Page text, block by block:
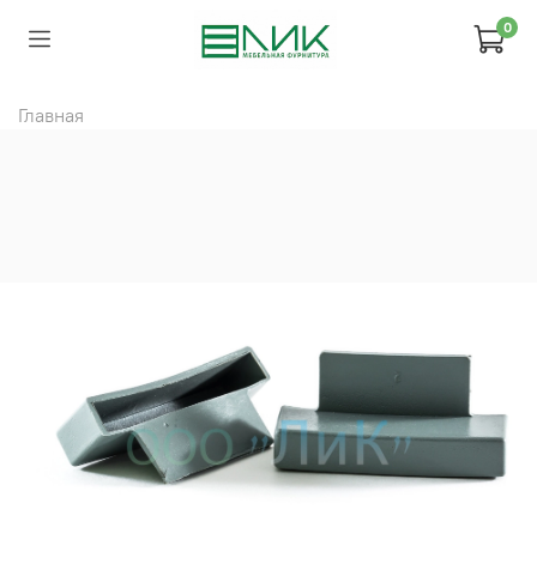
0
Главная